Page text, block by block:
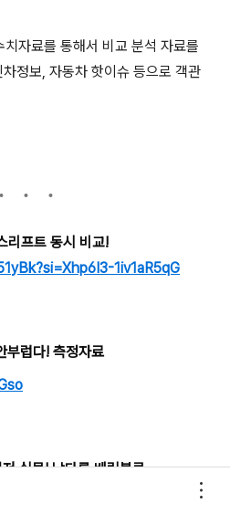
자료를 통해서 비교 분석 자료를
정보, 자동차 핫이슈 등으로 객관
리프트 동시 비교!
1iv1aR5qG
부럽다! 측정자료
실물! 남다른 베링블루
D2V2GyQp